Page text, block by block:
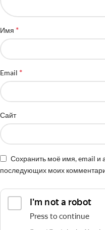
Имя *
Email *
Сайт
Сохранить моё имя, email и
последующих моих